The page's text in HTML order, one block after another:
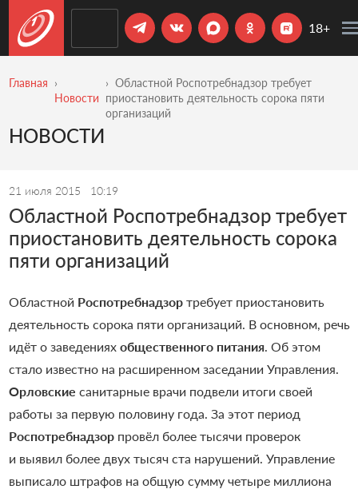
18+
Главная
Новости
Областной Роспотребнадзор требует
приостановить деятельность сорока пяти
организаций
НОВОСТИ
21 июля 2015 10:19
Областной Роспотребнадзор требует
приостановить деятельность сорока
пяти организаций
Областной Роспотребнадзортребует приостановить
деятельность сорока пяти организаций. В основном, речь
идёт о заведениях общественного питания. Об этом
стало известно на расширенном заседании Управления.
Орловские санитарные врачи подвели итоги своей
работы за первую половину года. За этот период
Роспотребнадзорпровёл более тысячи проверок
и выявил более двух тысяч ста нарушений. Управление
выписало штрафов на общую сумму четыре миллиона